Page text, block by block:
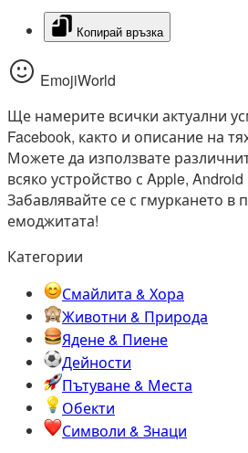
Копирай връзка
EmojiWorld
Ще намерите всички актуални
Facebook, както и описание на
Можете да използвате
всяко устройство с Apple,
Забавлявайте се с гмуркането в
емоджитата!
Категории
Смайлита & Хора
Животни & Природа
Ядене & Пиене
Дейности
Пътуване & Места
Обекти
Символи & Знаци